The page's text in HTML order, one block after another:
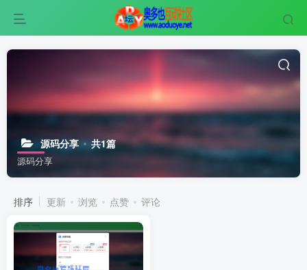
源码分享 共1篇
源码分享
排序 更新 浏览 点赞 评论